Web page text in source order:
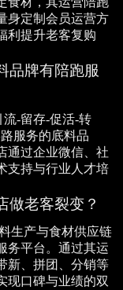
身定制会员运营方
利提升老客复购
品牌有陪跑服
流-留存-促活-转
服务的底料品
通过企业微信、社
支持与行业人才培
做老客裂变？
生产与食材供应链
务平台。通过其运
新、拼团、分销等
现口碑与业绩的双